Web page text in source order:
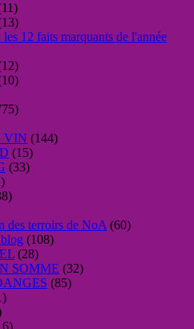
12 faits marquants de l'année
VIN (144)
(15)
(33)
des terroirs de NoA (60)
(108)
(28)
SOMME (32)
(85)